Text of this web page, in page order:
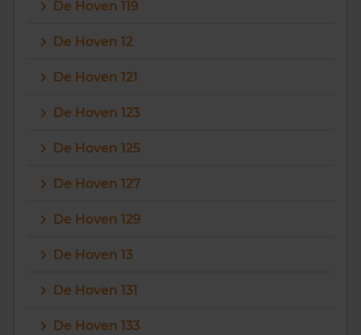
De Hoven 119
De Hoven 12
De Hoven 121
De Hoven 123
De Hoven 125
De Hoven 127
De Hoven 129
De Hoven 13
De Hoven 131
De Hoven 133